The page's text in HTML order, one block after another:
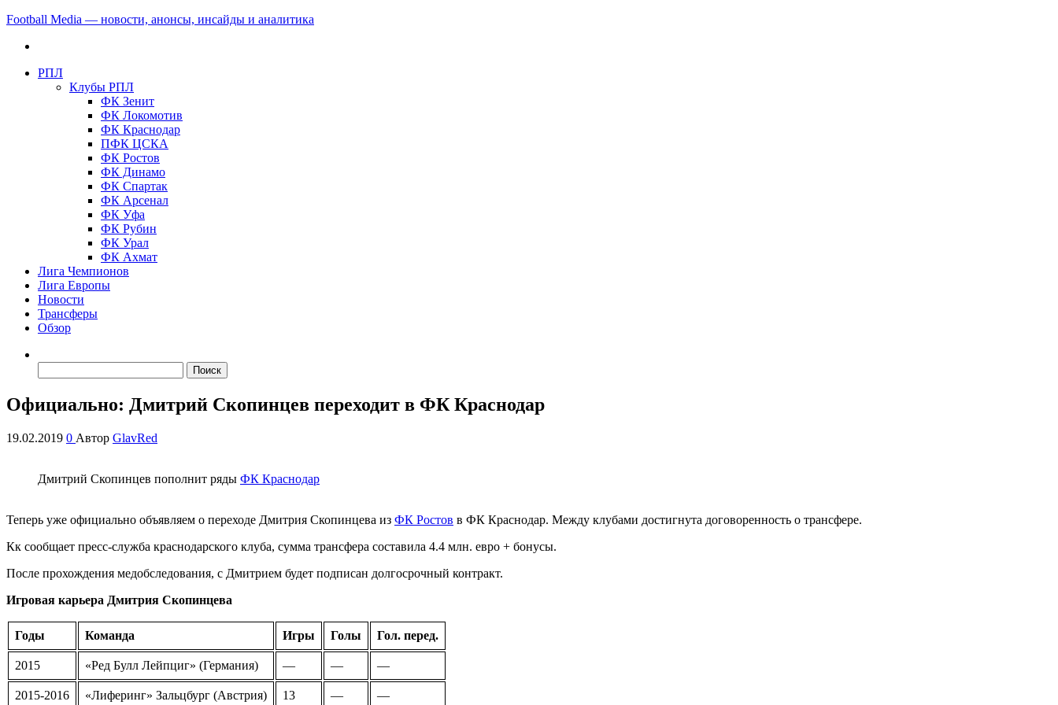
Football Media — новости, анонсы, инсайды и аналитика
РПЛ
Клубы РПЛ
ФК Зенит
ФК Локомотив
ФК Краснодар
ПФК ЦСКА
ФК Ростов
ФК Динамо
ФК Спартак
ФК Арсенал
ФК Уфа
ФК Рубин
ФК Урал
ФК Ахмат
Лига Чемпионов
Лига Европы
Новости
Трансферы
Обзор
Официально: Дмитрий Скопинцев переходит в ФК Краснодар
19.02.2019 0 Автор GlavRed
Дмитрий Скопинцев пополнит ряды ФК Краснодар
Теперь уже официально объявляем о переходе Дмитрия Скопинцева из ФК Ростов в ФК Краснодар. Между клубами достигнута договоренность о трансфере.
Кк сообщает пресс-служба краснодарского клуба, сумма трансфера составила 4.4 млн. евро + бонусы.
После прохождения медобследования, с Дмитрием будет подписан долгосрочный контракт.
Игровая карьера Дмитрия Скопинцева
Годы Команда Игры Голы Гол. перед.
2015 «Ред Булл Лейпциг» (Германия) — — —
2015-2016 «Лиферинг» Зальцбург (Австрия) 13 — —